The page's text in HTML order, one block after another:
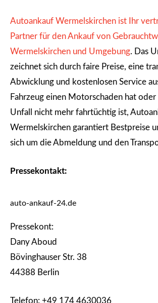
Autoankauf Wermelskirchen ist Ihr
Partner für den Ankauf von
Wermelskirchen und Umgebung. Das
zeichnet sich durch faire Preise, eine
Abwicklung und kostenlosen Service
Fahrzeug einen Motorschaden hat oder
Unfall nicht mehr fahrtüchtig ist,
Wermelskirchen garantiert Bestpreise
sich um die Abmeldung und den
Pressekontakt:
auto-ankauf-24.de
Pressekont:
Dany Aboud
Bövinghauser Str. 38
44388 Berlin
Telefon: +49 174 4630036